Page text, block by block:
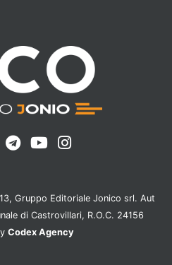
Gruppo Editoriale Jonico srl. Aut
di Castrovillari, R.O.C. 24156
Codex Agency